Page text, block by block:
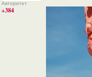
Авторитет
+384